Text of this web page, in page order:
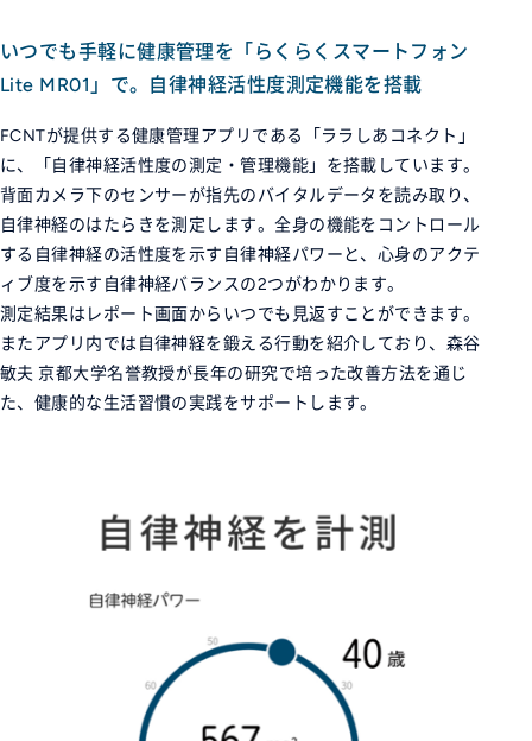
いつでも手軽に健康管理を「らくらくスマートフォン
Lite MR01」で。自律神経活性度測定機能を搭載
FCNTが提供する健康管理アプリである「ララしあコネクト」
に、「自律神経活性度の測定・管理機能」を搭載しています。
背面カメラ下のセンサーが指先のバイタルデータを読み取り、
自律神経のはたらきを測定します。全身の機能をコントロール
する自律神経の活性度を示す自律神経パワーと、心身のアクテ
ィブ度を示す自律神経バランスの2つがわかります。
測定結果はレポート画面からいつでも見返すことができます。
またアプリ内では自律神経を鍛える行動を紹介しており、森谷
敏夫 京都大学名誉教授が長年の研究で培った改善方法を通じ
た、健康的な生活習慣の実践をサポートします。